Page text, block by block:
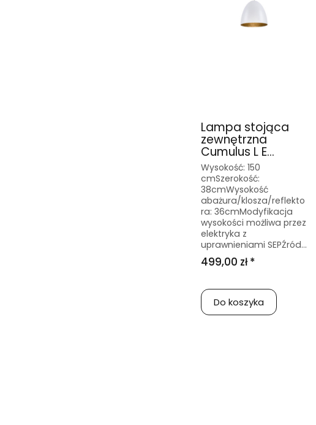
Lampa stojąca
zewnętrzna
Cumulus L E...
Wysokość: 150
cmSzerokość:
38cmWysokość
abażura/klosza/reflekto
ra: 36cmModyfikacja
wysokości możliwa przez
elektryka z
uprawnieniami SEPŹród...
499,00 zł *
Do koszyka